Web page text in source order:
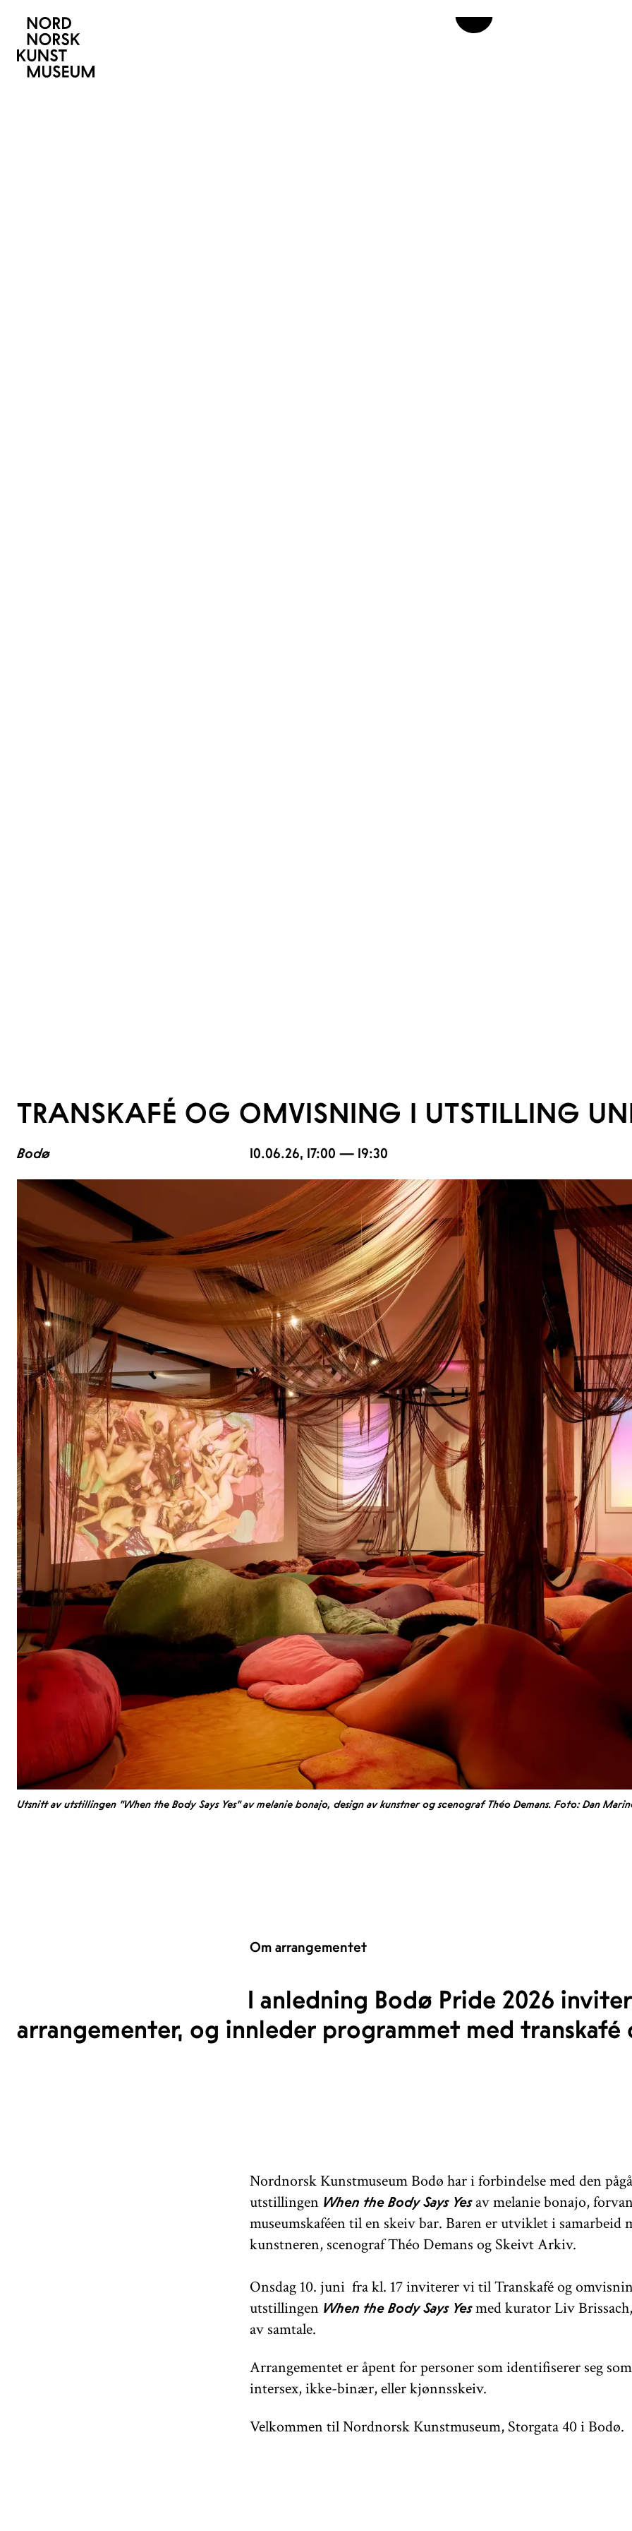
TRANSKAFÉ OG OMVISNING I UTSTILLING
Bodø 10.06.26, 17:00 — 19:30
Utsnitt av utstillingen "When the Body Says Yes" av melanie bonajo, design av kunstner og scenograf Théo Demans. Foto: Dan
Om arrangementet
I anledning Bodø Pride 2026
arrangementer, og innleder programmet med
Nordnorsk Kunstmuseum Bodø har i forbindelse med den
utstillingen When the Body Says Yesav melanie bonajo,
museumskaféen til en skeiv bar. Baren er utviklet i samarbeid
kunstneren, scenograf Théo Demans og Skeivt Arkiv.
Onsdag 10. juni fra kl. 17 inviterer vi til Transkafé og
utstillingen When the Body Says Yesmed kurator Liv
av samtale.
Arrangementet er åpent for personer som identifiserer seg
intersex, ikke-binær, eller kjønnsskeiv.
Velkommen til Nordnorsk Kunstmuseum, Storgata 40 i Bodø.